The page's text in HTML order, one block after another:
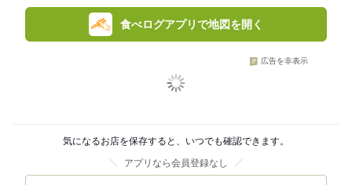
食べログアプリで地図を開く
広告を非表示
気になるお店を保存すると、いつでも確認できます。
アプリなら会員登録なし